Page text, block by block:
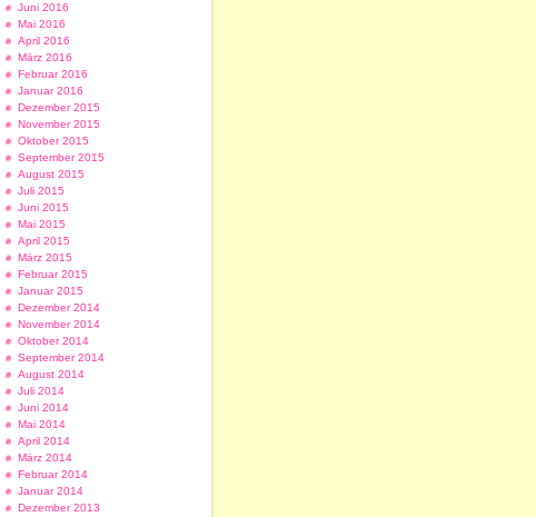
Juni 2016
Mai 2016
April 2016
März 2016
Februar 2016
Januar 2016
Dezember 2015
November 2015
Oktober 2015
September 2015
August 2015
Juli 2015
Juni 2015
Mai 2015
April 2015
März 2015
Februar 2015
Januar 2015
Dezember 2014
November 2014
Oktober 2014
September 2014
August 2014
Juli 2014
Juni 2014
Mai 2014
April 2014
März 2014
Februar 2014
Januar 2014
Dezember 2013